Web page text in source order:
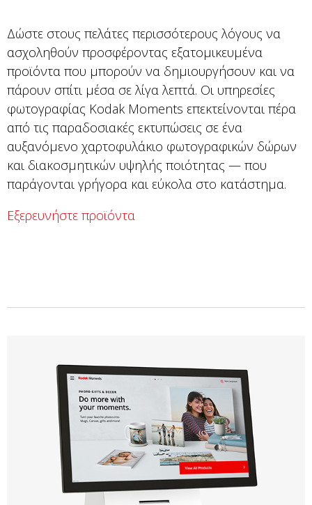
Δώστε στους πελάτες περισσότερους λόγους να
ασχοληθούν προσφέροντας εξατομικευμένα
προϊόντα που μπορούν να δημιουργήσουν και να
πάρουν σπίτι μέσα σε λίγα λεπτά. Οι υπηρεσίες
φωτογραφίας Kodak Moments επεκτείνονται πέρα ​​
από τις παραδοσιακές εκτυπώσεις σε ένα
αυξανόμενο χαρτοφυλάκιο φωτογραφικών δώρων
και διακοσμητικών υψηλής ποιότητας — που
παράγονται γρήγορα και εύκολα στο κατάστημα.
Εξερευνήστε προϊόντα